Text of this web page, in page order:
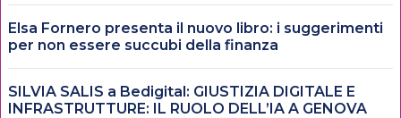
Elsa Fornero presenta il nuovo libro: i suggerimenti
per non essere succubi della finanza
SILVIA SALIS a Bedigital: GIUSTIZIA DIGITALE E
INFRASTRUTTURE: IL RUOLO DELL’IA A GENOVA